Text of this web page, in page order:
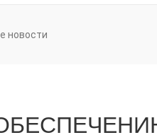
новости